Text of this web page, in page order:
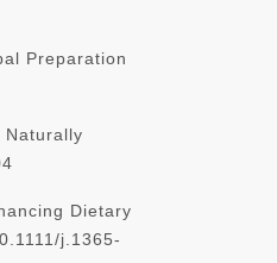
Preparation
Naturally
Dietary
j.1365-